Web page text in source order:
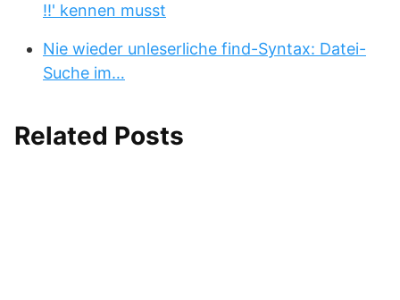
!!' kennen musst
Nie wieder unleserliche find-Syntax: Datei-
Suche im…
Related Posts